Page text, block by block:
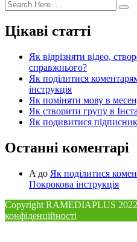
Цікаві статті
Як відрізняти відео,
справжнього?
Як поділитися
інструкція
Як поміняти мову в
Як створити групу в
Як подивитися
Останні коментарі
A до Як поділитися
Покрокова інструкція
Copyright RAMEDIAPLUS
конфіденційності